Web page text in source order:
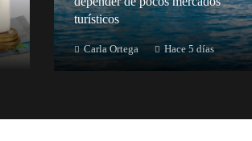
turísticos
Carla Ortega Hace 5 días